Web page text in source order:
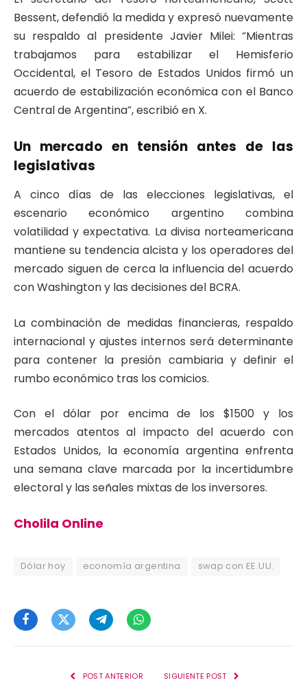
Bessent, defendió la medida y expresó nuevamente
su respaldo al presidente Javier Milei: “Mientras
trabajamos para estabilizar el Hemisferio
Occidental, el Tesoro de Estados Unidos firmó un
acuerdo de estabilización económica con el Banco
Central de Argentina”, escribió en X.
Un mercado en tensión antes de las
legislativas
A cinco días de las elecciones legislativas, el
escenario económico argentino combina
volatilidad y expectativa. La divisa norteamericana
mantiene su tendencia alcista y los operadores del
mercado siguen de cerca la influencia del acuerdo
con Washington y las decisiones del BCRA.
La combinación de medidas financieras, respaldo
internacional y ajustes internos será determinante
para contener la presión cambiaria y definir el
rumbo económico tras los comicios.
Con el dólar por encima de los $1500 y los
mercados atentos al impacto del acuerdo con
Estados Unidos, la economía argentina enfrenta
una semana clave marcada por la incertidumbre
electoral y las señales mixtas de los inversores.
Cholila Online
Dólar hoy economía argentina swap con EE.UU.
FacebookTwitterTelegramWhatsApp
POST ANTERIOR SIGUIENTE POST